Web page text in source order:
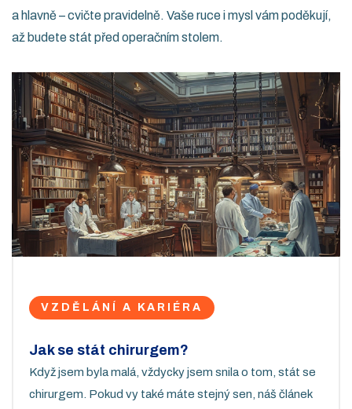
a hlavně – cvičte pravidelně. Vaše ruce i mysl vám poděkují,
až budete stát před operačním stolem.
VZDĚLÁNÍ A KARIÉRA
Jak se stát chirurgem?
Když jsem byla malá, vždycky jsem snila o tom, stát se
chirurgem. Pokud vy také máte stejný sen, náš článek